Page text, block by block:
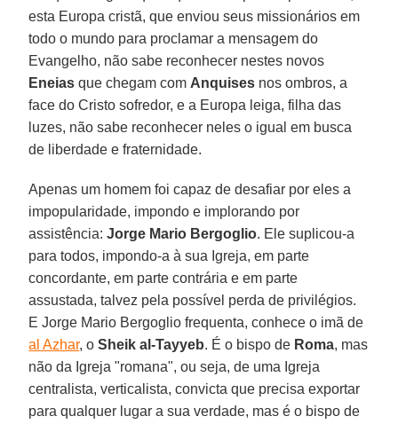
esta Europa cristã, que enviou seus missionários em
todo o mundo para proclamar a mensagem do
Evangelho, não sabe reconhecer nestes novos
Eneias que chegam com Anquises nos ombros, a
face do Cristo sofredor, e a Europa leiga, filha das
luzes, não sabe reconhecer neles o igual em busca
de liberdade e fraternidade.
Apenas um homem foi capaz de desafiar por eles a
impopularidade, impondo e implorando por
assistência:Jorge Mario Bergoglio. Ele suplicou-a
para todos, impondo-a à sua Igreja, em parte
concordante, em parte contrária e em parte
assustada, talvez pela possível perda de privilégios.
E Jorge Mario Bergoglio frequenta, conhece o imã de
al Azhar, oSheik al-Tayyeb. É o bispo de Roma, mas
não da Igreja "romana", ou seja, de uma Igreja
centralista, verticalista, convicta que precisa exportar
para qualquer lugar a sua verdade, mas é o bispo de